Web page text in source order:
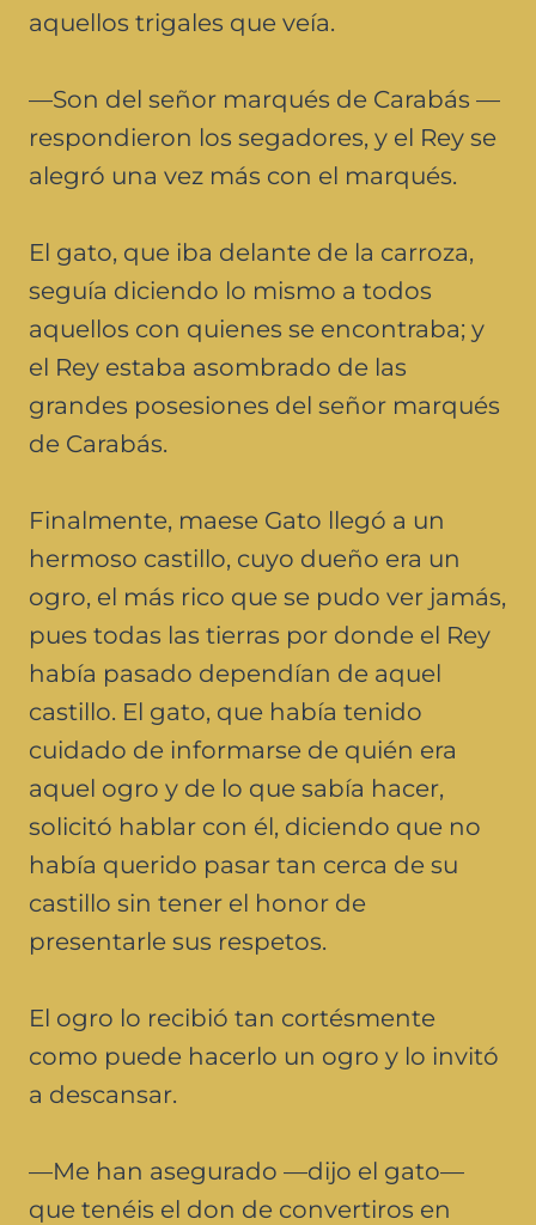
aquellos trigales que veía.
—Son del señor marqués de Carabás —
respondieron los segadores, y el Rey se
alegró una vez más con el marqués.
El gato, que iba delante de la carroza,
seguía diciendo lo mismo a todos
aquellos con quienes se encontraba; y
el Rey estaba asombrado de las
grandes posesiones del señor marqués
de Carabás.
Finalmente, maese Gato llegó a un
hermoso castillo, cuyo dueño era un
ogro, el más rico que se pudo ver jamás,
pues todas las tierras por donde el Rey
había pasado dependían de aquel
castillo. El gato, que había tenido
cuidado de informarse de quién era
aquel ogro y de lo que sabía hacer,
solicitó hablar con él, diciendo que no
había querido pasar tan cerca de su
castillo sin tener el honor de
presentarle sus respetos.
El ogro lo recibió tan cortésmente
como puede hacerlo un ogro y lo invitó
a descansar.
—Me han asegurado —dijo el gato—
que tenéis el don de convertiros en